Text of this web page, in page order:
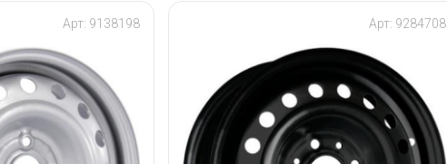
Арт: 9138198 Арт: 9284708